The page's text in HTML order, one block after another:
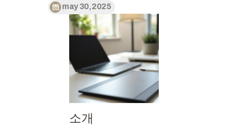
may 30, 2025
소개